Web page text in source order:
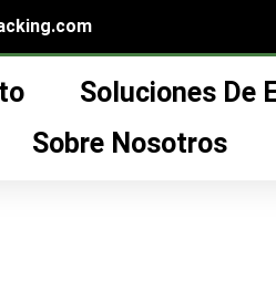
Soluciones De
Sobre Nosotros
por mayor botella cosmética”
cosmética